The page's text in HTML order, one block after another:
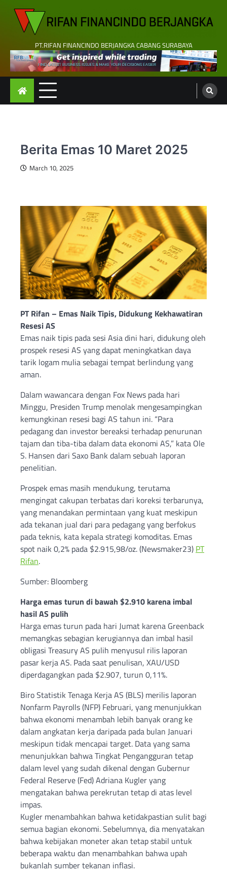
content
PT.RIFAN FINANCINDO BERJANGKA CABANG SURABAYA
Berita Emas 10 Maret 2025
March 10, 2025
PT Rifan – Emas Naik Tipis, Didukung Kekhawatiran
Resesi AS
Emas naik tipis pada sesi Asia dini hari, didukung oleh
prospek resesi AS yang dapat meningkatkan daya
tarik logam mulia sebagai tempat berlindung yang
aman.
Dalam wawancara dengan Fox News pada hari
Minggu, Presiden Trump menolak mengesampingkan
kemungkinan resesi bagi AS tahun ini. “Para
pedagang dan investor bereaksi terhadap penurunan
tajam dan tiba-tiba dalam data ekonomi AS,” kata Ole
S. Hansen dari Saxo Bank dalam sebuah laporan
penelitian.
Prospek emas masih mendukung, terutama
mengingat cakupan terbatas dari koreksi terbarunya,
yang menandakan permintaan yang kuat meskipun
ada tekanan jual dari para pedagang yang berfokus
pada teknis, kata kepala strategi komoditas. Emas
spot naik 0,2% pada $2.915,98/oz. (Newsmaker23) PT
Rifan.
Sumber: Bloomberg
Harga emas turun di bawah $2.910 karena imbal
hasil AS pulih
Harga emas turun pada hari Jumat karena Greenback
memangkas sebagian kerugiannya dan imbal hasil
obligasi Treasury AS pulih menyusul rilis laporan
pasar kerja AS. Pada saat penulisan, XAU/USD
diperdagangkan pada $2.907, turun 0,11%.
Biro Statistik Tenaga Kerja AS (BLS) merilis laporan
Nonfarm Payrolls (NFP) Februari, yang menunjukkan
bahwa ekonomi menambah lebih banyak orang ke
dalam angkatan kerja daripada pada bulan Januari
meskipun tidak mencapai target. Data yang sama
menunjukkan bahwa Tingkat Pengangguran tetap
dalam level yang sudah dikenal dengan Gubernur
Federal Reserve (Fed) Adriana Kugler yang
mengatakan bahwa perekrutan tetap di atas level
impas.
Kugler menambahkan bahwa ketidakpastian sulit bagi
semua bagian ekonomi. Sebelumnya, dia menyatakan
bahwa kebijakan moneter akan tetap stabil untuk
beberapa waktu dan menambahkan bahwa upah
bukanlah sumber tekanan inflasi.